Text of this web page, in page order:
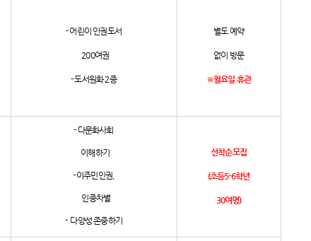
- 어린이 인권도서
200여권
- 도서원화 2종
별도 예약
없이 방문
※월요일 휴관
- 다문화사회
이해하기
- 이주민인권,
인종차별
- 다양성 존중하기
선착순모집
(초등5-6학년
30여명)